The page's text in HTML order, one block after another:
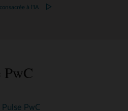
à l'IA
PwC
PwC